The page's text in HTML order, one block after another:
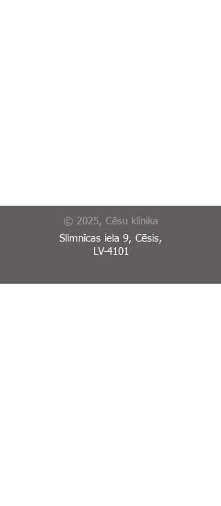
© 2025, Cēsu klīnika
Slimnīcas iela 9, Cēsis,
LV-4101